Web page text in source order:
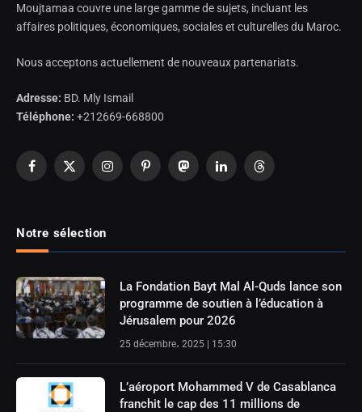
Moujtamaa couvre une large gamme de sujets, incluant les
affaires politiques, économiques, sociales et culturelles du Maroc.
Nous acceptons actuellement de nouveaux partenariats.
Adresse: BD. Mly Ismail
Téléphone: +212669-668800
Facebook
X
InstagramPinterestMastodonLinkedInThreads
Notre sélection
La Fondation Bayt Mal Al-Quds lance son
programme de soutien à l’éducation à
Jérusalem pour 2026
25 décembre، 2025 | 15:30
L’aéroport Mohammed V de Casablanca
franchit le cap des 11 millions de